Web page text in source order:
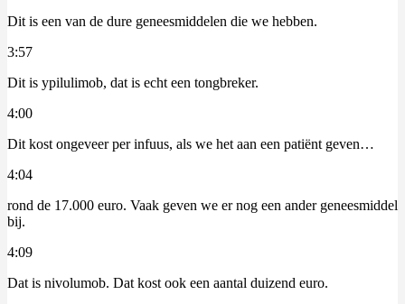
Dit is een van de dure geneesmiddelen die we hebben.
3:57
Dit is ypilulimob, dat is echt een tongbreker.
4:00
Dit kost ongeveer per infuus, als we het aan een patiënt geven…
4:04
rond de 17.000 euro. Vaak geven we er nog een ander geneesmiddel
bij.
4:09
Dat is nivolumob. Dat kost ook een aantal duizend euro.